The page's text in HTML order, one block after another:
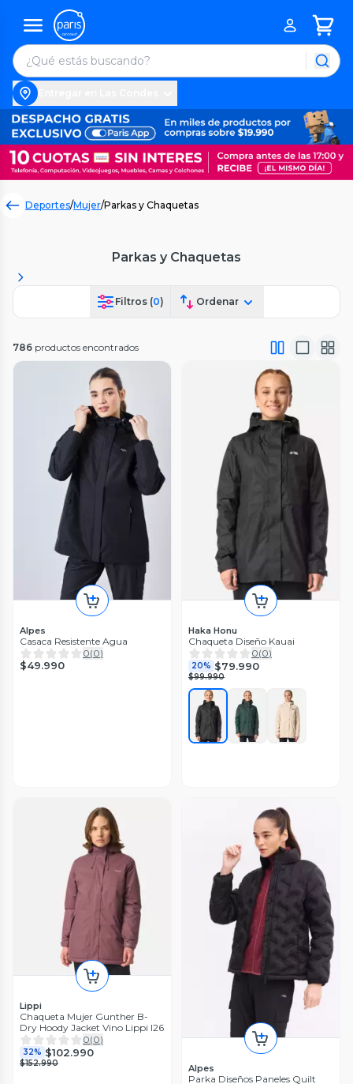
Deportes/Mujer/Parkas y Chaquetas
Parkas y Chaquetas
Filtros (0) Ordenar
786 productos encontrados
Alpes
Casaca Resistente Agua
0(0)
$49.990
Haka Honu
Chaqueta Diseño Kauai
0(0)
20% $79.990
$99.990
Lippi
Chaqueta Mujer Gunther B-
Dry Hoody Jacket Vino Lippi I26
0(0)
32% $102.990
$152.990 Alpes
Parka Diseños Paneles Quilt